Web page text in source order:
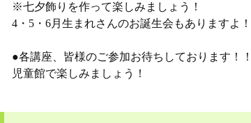
※七夕飾りを作って楽しみましょう！
4・5・6月生まれさんのお誕生会もありますよ！
●各講座、皆様のご参加お待ちしております！！
児童館で楽しみましょう！